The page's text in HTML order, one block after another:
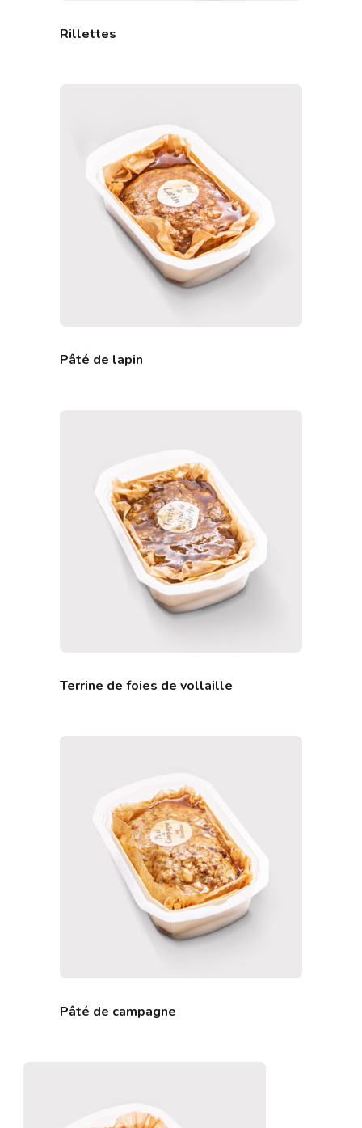
Rillettes
Pâté de lapin
Terrine de foies de vollaille
Pâté de campagne